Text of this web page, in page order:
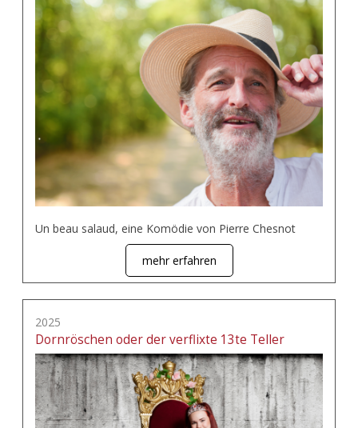
Un beau salaud, eine Komödie von Pierre Chesnot
mehr erfahren
2025
Dornröschen oder der verflixte 13te Teller